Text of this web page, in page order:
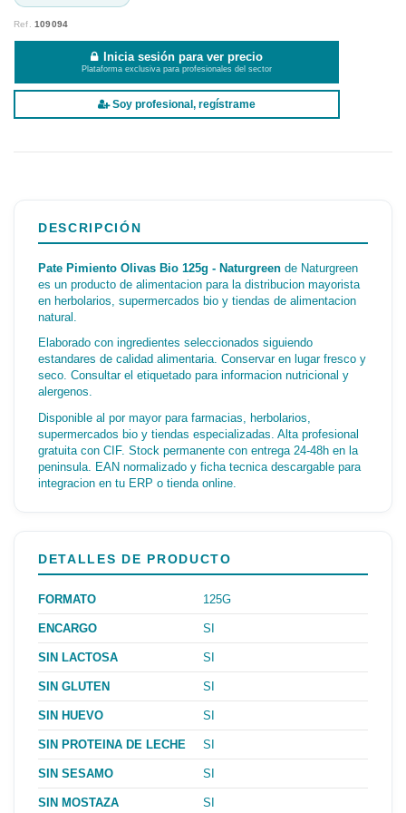
Ref.109094
Inicia sesión para ver precio
Plataforma exclusiva para profesionales del sector
Soy profesional, regístrame
DESCRIPCIÓN
Pate Pimiento Olivas Bio 125g - Naturgreen de Naturgreen
es un producto de alimentacion para la distribucion mayorista
en herbolarios, supermercados bio y tiendas de alimentacion
natural.
Elaborado con ingredientes seleccionados siguiendo
estandares de calidad alimentaria. Conservar en lugar fresco y
seco. Consultar el etiquetado para informacion nutricional y
alergenos.
Disponible al por mayor para farmacias, herbolarios,
supermercados bio y tiendas especializadas. Alta profesional
gratuita con CIF. Stock permanente con entrega 24-48h en la
peninsula. EAN normalizado y ficha tecnica descargable para
integracion en tu ERP o tienda online.
DETALLES DE PRODUCTO
FORMATO 125G
ENCARGO SI
SIN LACTOSA SI
SIN GLUTEN SI
SIN HUEVO SI
SIN PROTEINA DE LECHE SI
SIN SESAMO SI
SIN MOSTAZA SI